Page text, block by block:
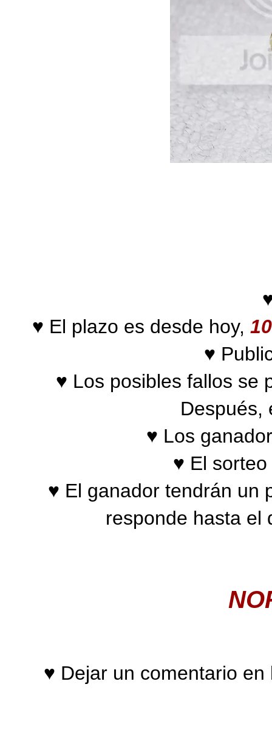
♥ El plazo es desde hoy, 10
♥
♥ Los posibles fallos se
Después,
♥ Los
♥ El
♥ El ganador tendrán un
responde hasta el
♥ Dejar un comentario